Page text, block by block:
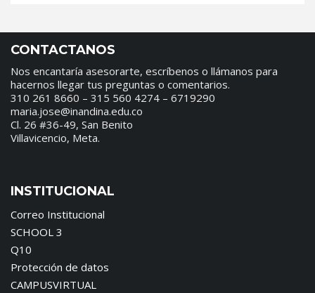
CONTACTANOS
Nos encantaría asesorarte, escríbenos o llámanos para
hacernos llegar tus preguntas o comentarios.
310 261 8660 – 315 560 4274 – 6719290
maria.jose@inandina.edu.co
Cl. 26 #36-49, San Benito
Villavicencio, Meta.
INSTITUCIONAL
Correo Institucional
SCHOOL 3
Q10
Protección de datos
CAMPUSVIRTUAL